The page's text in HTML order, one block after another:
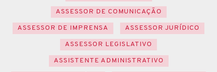
ASSESSOR DE COMUNICAÇÃO
ASSESSOR DE IMPRENSA
ASSESSOR JURÍDICO
ASSESSOR LEGISLATIVO
ASSISTENTE ADMINISTRATIVO